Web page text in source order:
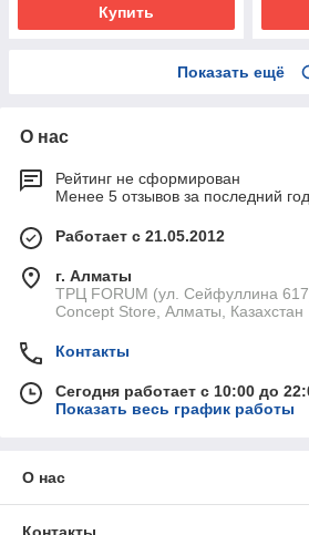
Купить
Показать ещё
О нас
Рейтинг не сформирован
Менее 5 отзывов за последний год
Работает с 21.05.2012
г. Алматы
ТРЦ FORUM (ул. Сейфуллина
Concept Store, Алматы, Казахстан
Контакты
Сегодня работает с 10:00 до
Показать весь график работы
О нас